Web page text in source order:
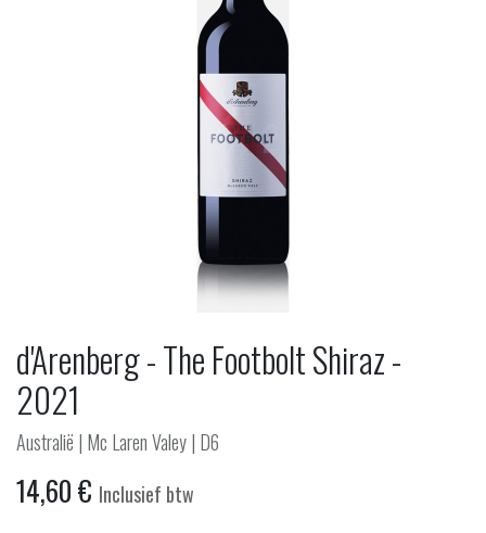
d'Arenberg - The Footbolt Shiraz -
2021
Australië | Mc Laren Valey | D6
14,60€ Inclusief btw